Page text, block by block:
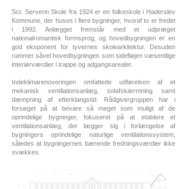
Sct. Serverin Skole fra 1924 er en folkeskole i Haderslev
Kommune, der huses i flere bygninger, hvoraf to er fredet
i 1992. Anlægget fremstår med et udpræget
nationalromantisk formsprog, og hovedbygningen er en
god eksponent for tyvernes skolearkitektur. Desuden
rummer såvel hovedbygningen som sidefløjen væsentlige
interiørværdier i trappe og adgangsarealer.
Indeklimarenoveringen omfattede udførelsen af et
mekanisk ventilationsanlæg, solafskærmning samt
dæmpning af efterklangstid. Rådgivergruppen har i
forsøget på at bevare så meget som muligt af de
oprindelige bygninger, fokuseret på at etablere et
ventilationsanlæg, der lægger sig i forlængelse af
bygningers oprindelige naturlige ventilationssystem,
således at bygningernes bærende fredningsværdier ikke
svækkes.